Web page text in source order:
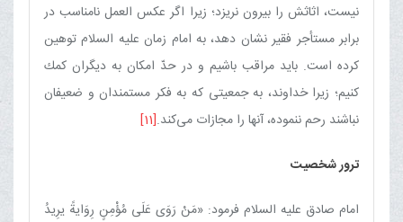
نیست، اثاثش را بیرون نریزد؛ زیرا اگر عكس العمل نامناسب در
برابر مستأجر فقیر نشان دهد، به امام زمان علیه السلام توهین
كرده است. باید مراقب باشیم و در حدّ امكان به دیگران كمك
كنیم؛ زیرا خداوند، به جمعیتی كه به فكر مستمندان و ضعیفان
نباشند رحم ننموده، آنها را مجازات می‌كند.[11]
ترور شخصیت
امام صادق علیه السلام فرمود: «مَنْ رَوَی عَلَی مُؤْمِنٍ رِوَایةً یرِیدُ